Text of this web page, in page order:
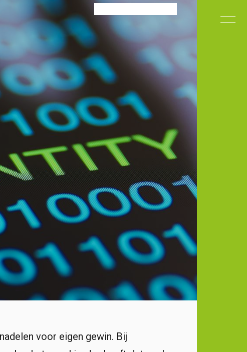
voor eigen gewin. Bij